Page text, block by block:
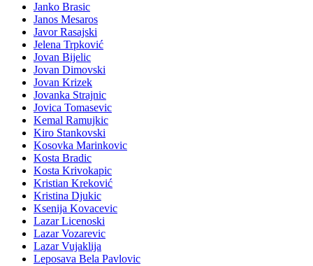
Janko Brasic
Janos Mesaros
Javor Rasajski
Jelena Trpković
Jovan Bijelic
Jovan Dimovski
Jovan Krizek
Jovanka Strajnic
Jovica Tomasevic
Kemal Ramujkic
Kiro Stankovski
Kosovka Marinkovic
Kosta Bradic
Kosta Krivokapic
Kristian Kreković
Kristina Djukic
Ksenija Kovacevic
Lazar Licenoski
Lazar Vozarevic
Lazar Vujaklija
Leposava Bela Pavlovic